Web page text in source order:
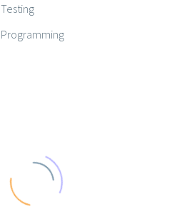
Testing
Programming